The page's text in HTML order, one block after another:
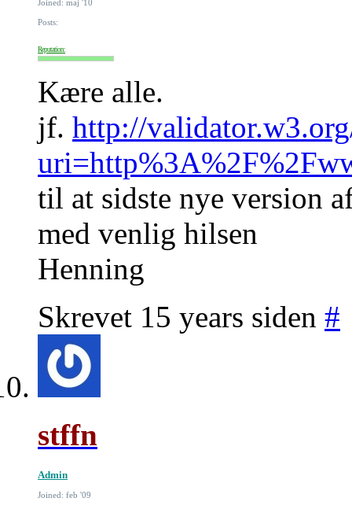
Joined: maj '10
Posts:
Reputation:
Kære alle.
jf. http://
til at sidste nye version
med venlig hilsen
Henning
Skrevet 15 years siden #
stffn
Admin
Joined: feb '09